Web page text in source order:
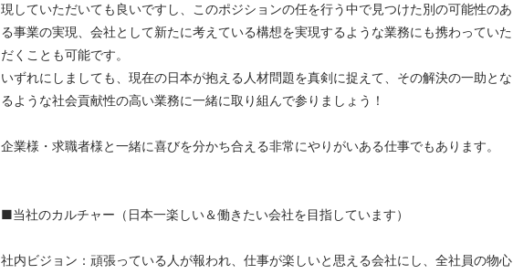
現していただいても良いですし、このポジションの任を行う中で見つけた別の可能性のあ
る事業の実現、会社として新たに考えている構想を実現するような業務にも携わっていた
だくことも可能です。
いずれにしましても、現在の日本が抱える人材問題を真剣に捉えて、その解決の一助とな
るような社会貢献性の高い業務に一緒に取り組んで参りましょう！
企業様・求職者様と一緒に喜びを分かち合える非常にやりがいある仕事でもあります。
■当社のカルチャー（日本一楽しい＆働きたい会社を目指しています）
社内ビジョン：頑張っている人が報われ、仕事が楽しいと思える会社にし、全社員の物心